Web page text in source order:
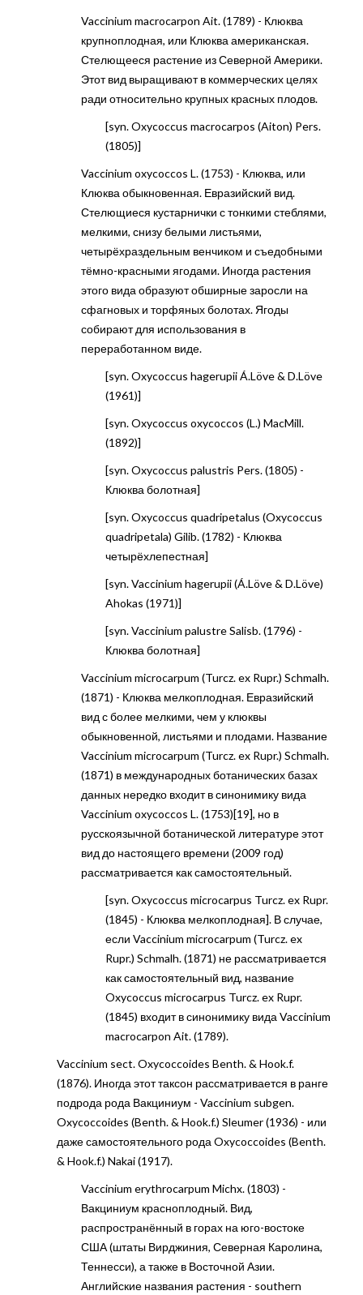
Vaccinium macrocarpon Ait. (1789) - Клюква
крупноплодная, или Клюква американская.
Стелющееся растение из Северной Америки.
Этот вид выращивают в коммерческих целях
ради относительно крупных красных плодов.
[syn. Oxycoccus macrocarpos (Aiton) Pers.
(1805)]
Vaccinium oxycoccos L. (1753) - Клюква, или
Клюква обыкновенная. Евразийский вид.
Стелющиеся кустарнички с тонкими стеблями,
мелкими, снизу белыми листьями,
четырёхраздельным венчиком и съедобными
тёмно-красными ягодами. Иногда растения
этого вида образуют обширные заросли на
сфагновых и торфяных болотах. Ягоды
собирают для использования в
переработанном виде.
[syn. Oxycoccus hagerupii Á.Löve & D.Löve
(1961)]
[syn. Oxycoccus oxycoccos (L.) MacMill.
(1892)]
[syn. Oxycoccus palustris Pers. (1805) -
Клюква болотная]
[syn. Oxycoccus quadripetalus (Oxycoccus
quadripetala) Gilib. (1782) - Клюква
четырёхлепестная]
[syn. Vaccinium hagerupii (Á.Löve & D.Löve)
Ahokas (1971)]
[syn. Vaccinium palustre Salisb. (1796) -
Клюква болотная]
Vaccinium microcarpum (Turcz. ex Rupr.) Schmalh.
(1871) - Клюква мелкоплодная. Евразийский
вид с более мелкими, чем у клюквы
обыкновенной, листьями и плодами. Название
Vaccinium microcarpum (Turcz. ex Rupr.) Schmalh.
(1871) в международных ботанических базах
данных нередко входит в синонимику вида
Vaccinium oxycoccos L. (1753)[19], но в
русскоязычной ботанической литературе этот
вид до настоящего времени (2009 год)
рассматривается как самостоятельный.
[syn. Oxycoccus microcarpus Turcz. ex Rupr.
(1845) - Клюква мелкоплодная]. В случае,
если Vaccinium microcarpum (Turcz. ex
Rupr.) Schmalh. (1871) не рассматривается
как самостоятельный вид, название
Oxycoccus microcarpus Turcz. ex Rupr.
(1845) входит в синонимику вида Vaccinium
macrocarpon Ait. (1789).
Vaccinium sect. Oxycoccoides Benth. & Hook.f.
(1876). Иногда этот таксон рассматривается в ранге
подрода рода Вакциниум - Vaccinium subgen.
Oxycoccoides (Benth. & Hook.f.) Sleumer (1936) - или
даже самостоятельного рода Oxycoccoides (Benth.
& Hook.f.) Nakai (1917).
Vaccinium erythrocarpum Michx. (1803) -
Вакциниум красноплодный. Вид,
распространённый в горах на юго-востоке
США (штаты Вирджиния, Северная Каролина,
Теннесси), а также в Восточной Азии.
Английские названия растения - southern